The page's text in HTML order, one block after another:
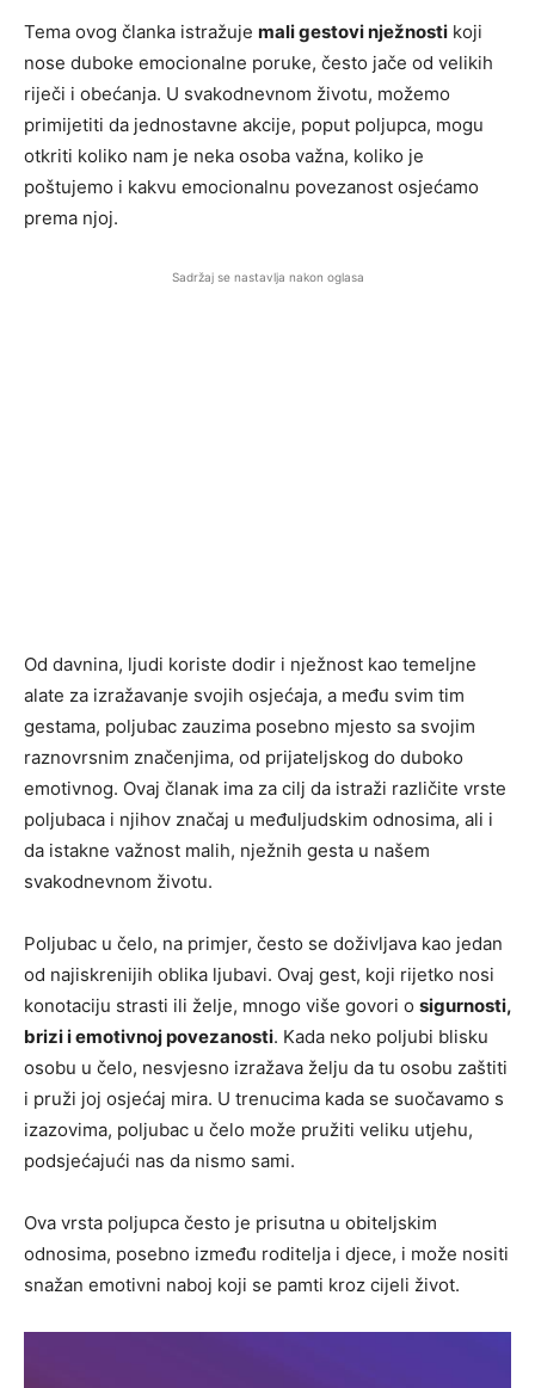
Tema ovog članka istražuje mali gestovi nježnosti koji
nose duboke emocionalne poruke, često jače od velikih
riječi i obećanja. U svakodnevnom životu, možemo
primijetiti da jednostavne akcije, poput poljupca, mogu
otkriti koliko nam je neka osoba važna, koliko je
poštujemo i kakvu emocionalnu povezanost osjećamo
prema njoj.
Sadržaj se nastavlja nakon oglasa
Od davnina, ljudi koriste dodir i nježnost kao temeljne
alate za izražavanje svojih osjećaja, a među svim tim
gestama, poljubac zauzima posebno mjesto sa svojim
raznovrsnim značenjima, od prijateljskog do duboko
emotivnog. Ovaj članak ima za cilj da istraži različite vrste
poljubaca i njihov značaj u međuljudskim odnosima, ali i
da istakne važnost malih, nježnih gesta u našem
svakodnevnom životu.
Poljubac u čelo, na primjer, često se doživljava kao jedan
od najiskrenijih oblika ljubavi. Ovaj gest, koji rijetko nosi
konotaciju strasti ili želje, mnogo više govori o sigurnosti,
brizi i emotivnoj povezanosti. Kada neko poljubi blisku
osobu u čelo, nesvjesno izražava želju da tu osobu zaštiti
i pruži joj osjećaj mira. U trenucima kada se suočavamo s
izazovima, poljubac u čelo može pružiti veliku utjehu,
podsjećajući nas da nismo sami.
Ova vrsta poljupca često je prisutna u obiteljskim
odnosima, posebno između roditelja i djece, i može nositi
snažan emotivni naboj koji se pamti kroz cijeli život.